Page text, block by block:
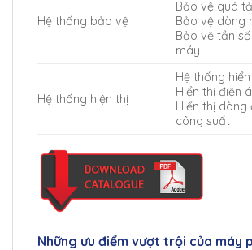
Hệ thống bảo vệ
Bảo vệ quá
Bảo vệ dòng
Bảo vệ tần
máy
Hệ thống hiện thị
Hệ thống
Hiển thị điện
Hiển thị dòng
công suất
Những ưu điểm vượt trội của máy